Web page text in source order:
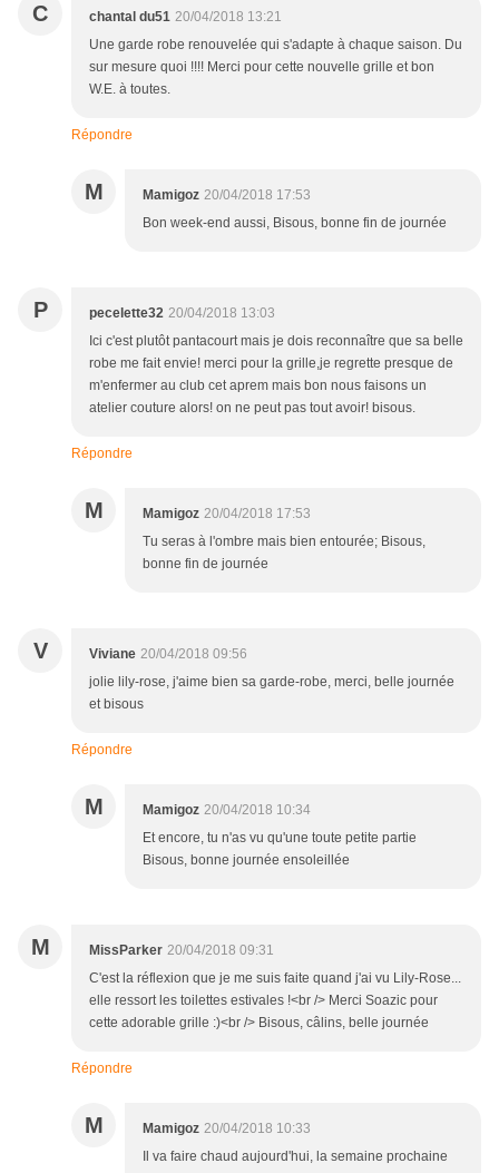
C chantal du51 20/04/2018 13:21
Une garde robe renouvelée qui s'adapte à chaque saison. Du
sur mesure quoi !!!! Merci pour cette nouvelle grille et bon
W.E. à toutes.
Répondre
M Mamigoz 20/04/2018 17:53
Bon week-end aussi, Bisous, bonne fin de journée
P pecelette32 20/04/2018 13:03
Ici c'est plutôt pantacourt mais je dois reconnaître que sa belle
robe me fait envie! merci pour la grille,je regrette presque de
m'enfermer au club cet aprem mais bon nous faisons un
atelier couture alors! on ne peut pas tout avoir! bisous.
Répondre
M Mamigoz 20/04/2018 17:53
Tu seras à l'ombre mais bien entourée; Bisous,
bonne fin de journée
V Viviane 20/04/2018 09:56
jolie lily-rose, j'aime bien sa garde-robe, merci, belle journée
et bisous
Répondre
M Mamigoz 20/04/2018 10:34
Et encore, tu n'as vu qu'une toute petite partie
Bisous, bonne journée ensoleillée
M MissParker 20/04/2018 09:31
C'est la réflexion que je me suis faite quand j'ai vu Lily-Rose...
elle ressort les toilettes estivales !<br /> Merci Soazic pour
cette adorable grille :)<br /> Bisous, câlins, belle journée
Répondre
M Mamigoz 20/04/2018 10:33
Il va faire chaud aujourd'hui, la semaine prochaine